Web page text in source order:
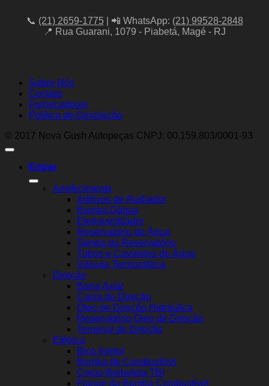
📞 (21) 2659-1775| 📲 WhatsApp: (21) 99528-2848
📍 Rua Guarani, 1079 - Piabetá, Magé - RJ
Sobre Nós
Contato
Fornecedores
Política de Devolução
© 2017 Nova Gush Autopeças CNPJ: 00.159.803/0001-93
Entrar
Arrefecimento
Aditivos de Radiador
Bomba Dágua
Eletroventilador
Reservatório de Água
Tampa do Reservatório
Tubos e Cavaletes de Água
Válvula Termostática
Direção
Barra Axial
Caixa de Direção
Óleo de Direção Hidráulica
Reservatório Óleo de Direção
Terminal de Direção
Elétrica
Bico Injetor
Bomba de Combustível
Corpo Borboleta TBI
Flange da Bomba Combustível